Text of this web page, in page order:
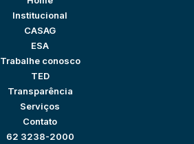
Institucional
CASAG
ESA
Trabalhe conosco
TED
Transparência
Serviços
Contato
62 3238-2000